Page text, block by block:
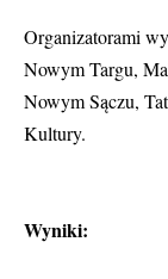
Organizatorami
Nowym Targu,
Nowym Sączu,
Kultury.
Wyniki: